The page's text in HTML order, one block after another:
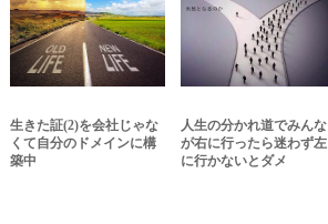
生きた証(2)を会社じゃな
くて自分のドメインに構
築中
人生の分かれ道でみんな
が右に行ったら迷わず左
に行かないとダメ